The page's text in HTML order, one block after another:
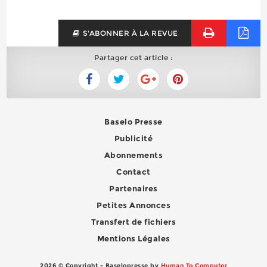
S'ABONNER À LA REVUE
Partager cet article :
Baselo Presse
Publicité
Abonnements
Contact
Partenaires
Petites Annonces
Transfert de fichiers
Mentions Légales
2026 © Copyright - Baselopresse by Human To Computer